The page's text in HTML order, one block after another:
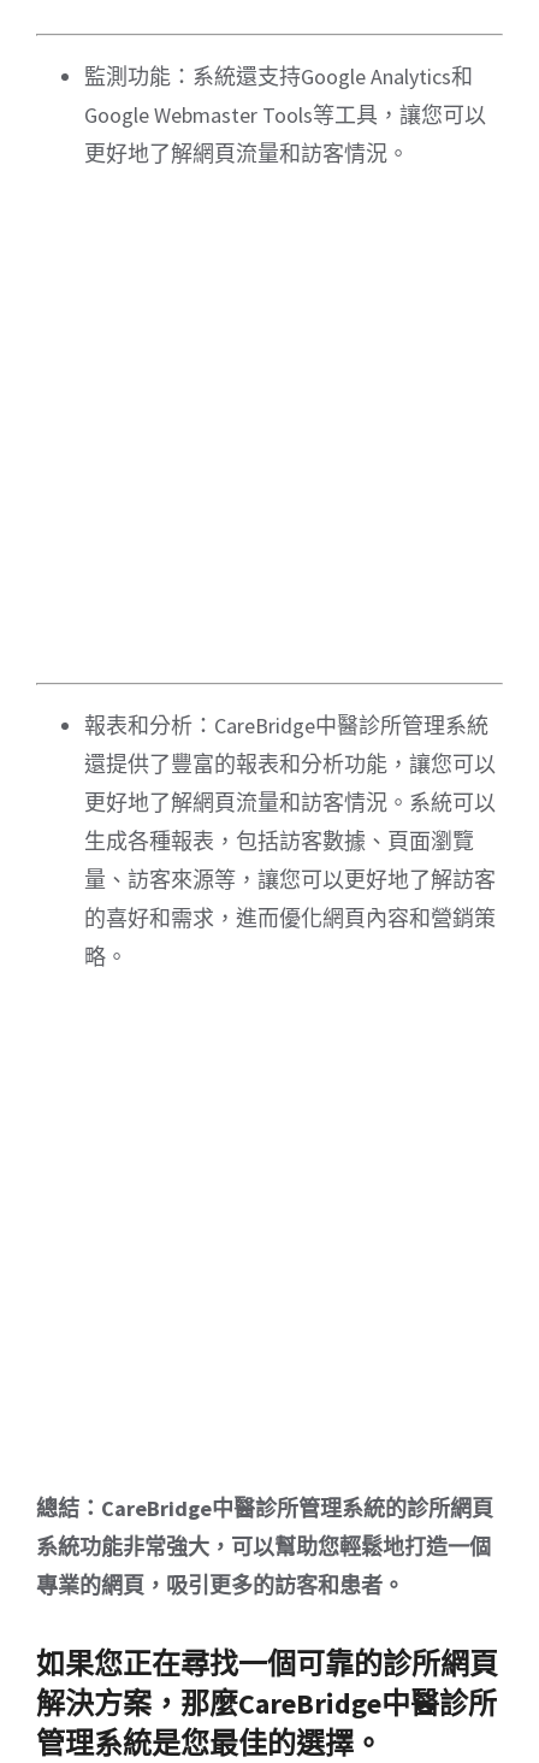
監測功能：系統還支持Google Analytics和
Google Webmaster Tools等工具，讓您可以
更好地了解網頁流量和訪客情況。
報表和分析：CareBridge中醫診所管理系統
還提供了豐富的報表和分析功能，讓您可以
更好地了解網頁流量和訪客情況。系統可以
生成各種報表，包括訪客數據、頁面瀏覽
量、訪客來源等，讓您可以更好地了解訪客
的喜好和需求，進而優化網頁內容和營銷策
略。
總結：CareBridge中醫診所管理系統的診所網頁
系統功能非常強大，可以幫助您輕鬆地打造一個
專業的網頁，吸引更多的訪客和患者。
如果您正在尋找一個可靠的診所網頁
解決方案，那麼CareBridge中醫診所
管理系統是您最佳的選擇。